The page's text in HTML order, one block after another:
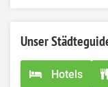
Unser
Hotels